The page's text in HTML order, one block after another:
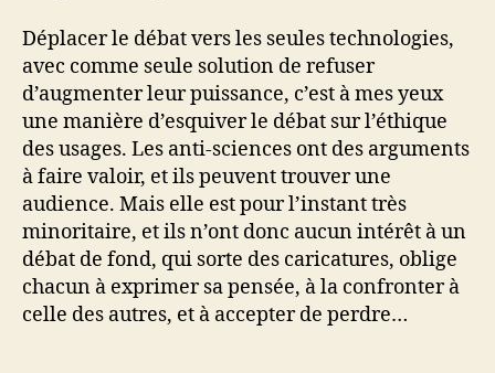
Déplacer le débat vers les seules technologies,
avec comme seule solution de refuser
d’augmenter leur puissance, c’est à mes yeux
une manière d’esquiver le débat sur l’éthique
des usages. Les anti-sciences ont des arguments
à faire valoir, et ils peuvent trouver une
audience. Mais elle est pour l’instant très
minoritaire, et ils n’ont donc aucun intérêt à un
débat de fond, qui sorte des caricatures, oblige
chacun à exprimer sa pensée, à la confronter à
celle des autres, et à accepter de perdre…